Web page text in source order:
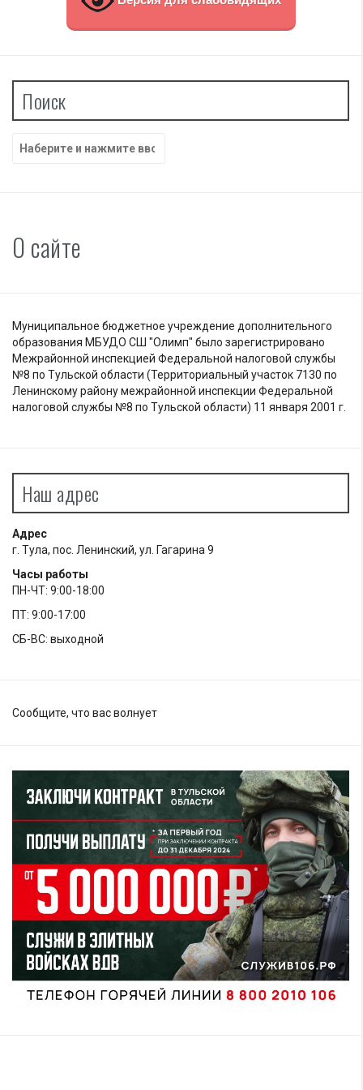
Поиск
Найти:
О сайте
Муниципальное бюджетное учреждение дополнительного
образования МБУДО СШ "Олимп" было зарегистрировано
Межрайонной инспекцией Федеральной налоговой службы
№8 по Тульской области (Территориальный участок 7130 по
Ленинскому району межрайонной инспекции Федеральной
налоговой службы №8 по Тульской области) 11 января 2001 г.
Наш адрес
Адрес
г. Тула, пос. Ленинский, ул. Гагарина 9
Часы работы
ПН-ЧТ: 9:00-18:00
ПТ: 9:00-17:00
СБ-ВС: выходной
Сообщите, что вас волнует